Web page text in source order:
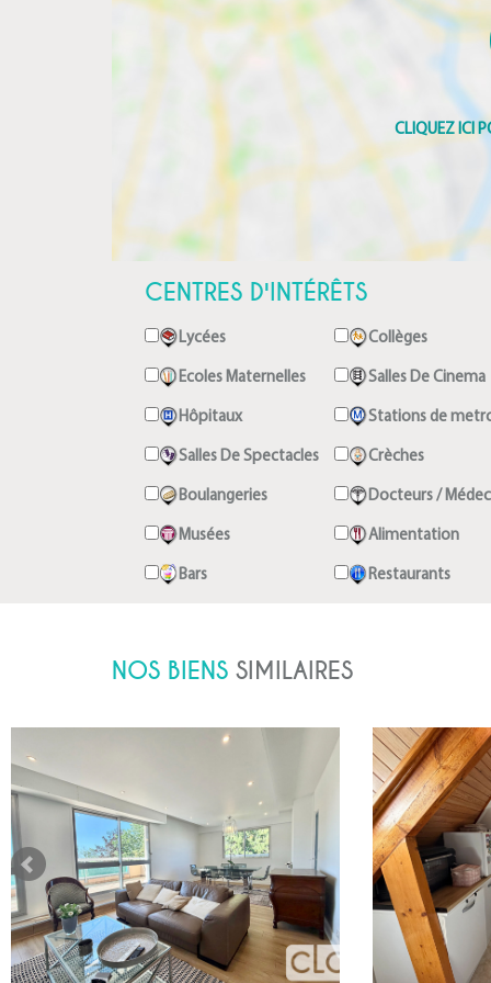
CENTRES D'INTÉRÊTS
Lycées Collèges
Ecoles Maternelles Salles De Cinema
Hôpitaux Stations de
Salles De Spectacles Crèches
Boulangeries Docteurs /
Musées Alimentation
Bars Restaurants
NOS BIENS SIMILAIRES